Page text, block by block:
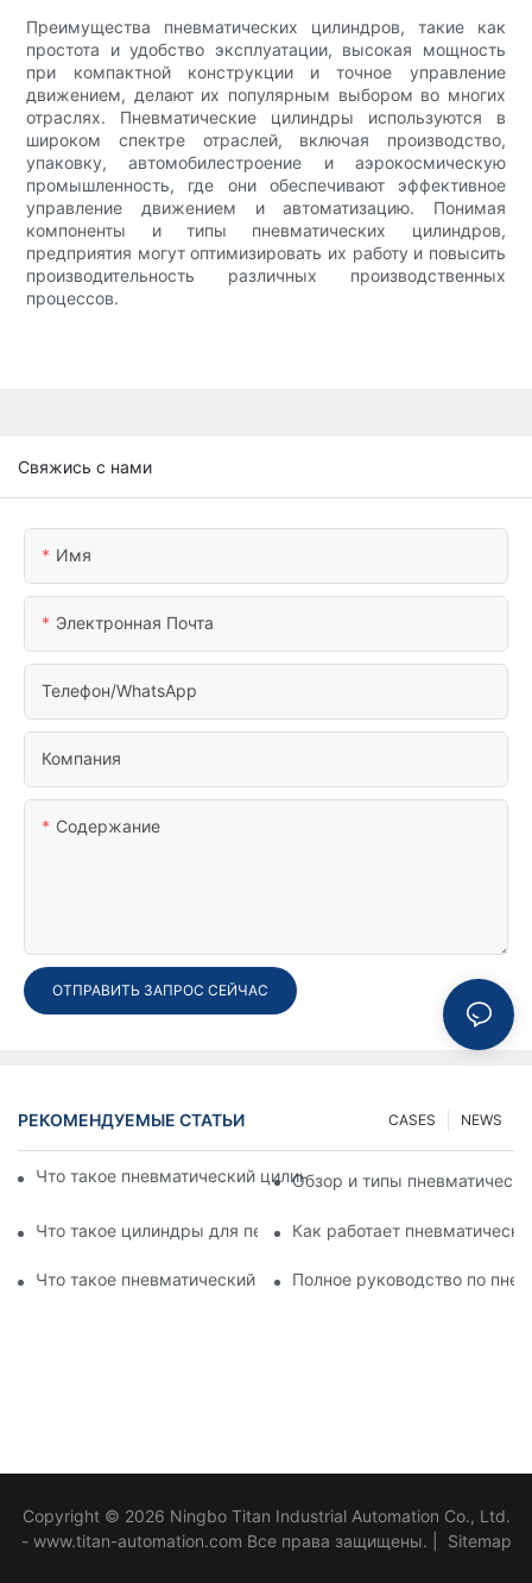
Преимущества пневматических цилиндров, такие как
простота и удобство эксплуатации, высокая мощность
при компактной конструкции и точное управление
движением, делают их популярным выбором во многих
отраслях. Пневматические цилиндры используются в
широком спектре отраслей, включая производство,
упаковку, автомобилестроение и аэрокосмическую
промышленность, где они обеспечивают эффективное
управление движением и автоматизацию. Понимая
компоненты и типы пневматических цилиндров,
предприятия могут оптимизировать их работу и повысить
производительность различных производственных
процессов.
Свяжись с нами
Имя
Электронная Почта
Телефон/WhatsApp
Компания
Содержание
ОТПРАВИТЬ ЗАПРОС СЕЙЧАС
РЕКОМЕНДУЕМЫЕ СТАТЬИ NEWS
CASES
Что такое пневматический цилиндр? Типы, компоненты и
Обзор и типы
Что такое цилиндры для перфорации? Особенности и
Как работает
Что такое пневматический вибратор? Полное
Полное руководство по
Copyright © 2026 Ningbo Titan Industrial Automation Co., Ltd.
- www.titan-automation.com Все права защищены. |
Sitemap